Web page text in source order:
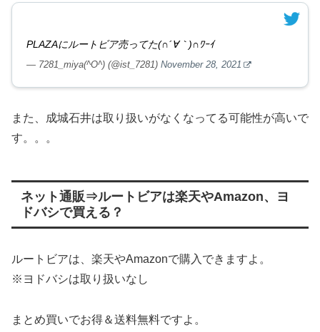
PLAZAにルートビア売ってた(∩´∀｀)∩ﾜｰｲ
— 7281_miya(^O^) (@ist_7281) November 28, 2021
また、成城石井は取り扱いがなくなってる可能性が高いで
す。。。
ネット通販⇒ルートビアは楽天やAmazon、ヨ
ドバシで買える？
ルートビアは、楽天やAmazonで購入できますよ。
※ヨドバシは取り扱いなし
まとめ買いでお得＆送料無料ですよ。